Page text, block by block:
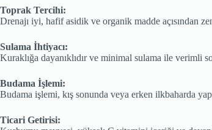
Toprak Tercihi:
Drenajı iyi, hafif asidik ve organik madde açısından
Sulama İhtiyacı:
Kuraklığa dayanıklıdır ve minimal sulama ile verimli
Budama İşlemi:
Budama işlemi, kış sonunda veya erken ilkbaharda
Ticari Getirisi: